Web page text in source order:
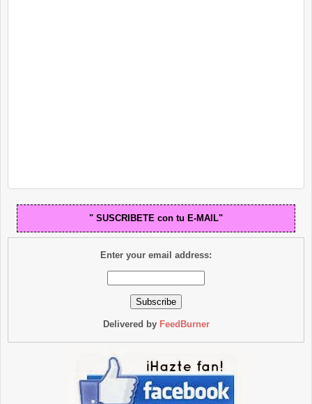
" SUSCRIBETE con tu E-MAIL"
Enter your email address:
Delivered by FeedBurner